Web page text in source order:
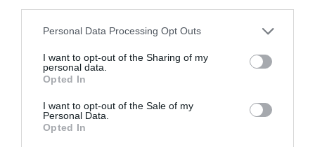
Please note that this website/app uses one or more Google
not limited to your visit or usage behaviour. You may click to
grant or deny consent to Google and its third-party tags to
use your data for below specified purposes in below Google
consent section.
Personal Data Processing Opt Outs
I want to opt-out of the Sharing of my
personal data.
Opted In
I want to opt-out of the Sale of my
Personal Data.
Opted In